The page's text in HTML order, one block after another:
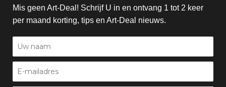
Mis geen Art-Deal! Schrijf U in en ontvang 1 tot 2 keer
per maand korting, tips en Art-Deal nieuws.